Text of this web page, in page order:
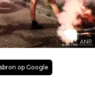
ANP
op Google